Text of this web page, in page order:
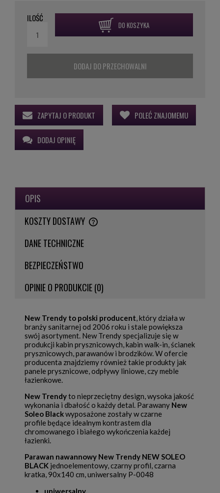
ILOŚĆ
DO KOSZYKA
DODAJ DO PRZECHOWALNI
ZAPYTAJ O PRODUKT POLEĆ ZNAJOMEMU
DODAJ OPINIĘ
OPIS
KOSZTY DOSTAWY
CENA NIE ZAWIERA EWENTUALNYCH KOSZTÓW PŁATNOŚCI
DANE TECHNICZNE
BEZPIECZEŃSTWO
OPINIE O PRODUKCIE (0)
New Trendy to polski producent , który działa w
branży sanitarnej od 2006 roku i stale powiększa
swój asortyment. New Trendy specjalizuje się w
produkcji kabin prysznicowych, kabin walk-in, ścianek
prysznicowych, parawanów i brodzików. W ofercie
producenta znajdziemy również takie produkty jak
panele prysznicowe, odpływy liniowe, czy meble
łazienkowe.
New Trendyto nieprzeciętny design, wysoka jakość
wykonania i dbałość o każdy detal. Parawany New
Soleo Blackwyposażone zostały w czarne
profile będące idealnym kontrastem dla
chromowanego i białego wykończenia każdej
łazienki.
Parawan nawannowy New Trendy NEW SOLEO
BLACK jednoelementowy, czarny profil, czarna
kratka, 90x140 cm, uniwersalny P-0048
uniwersalny,